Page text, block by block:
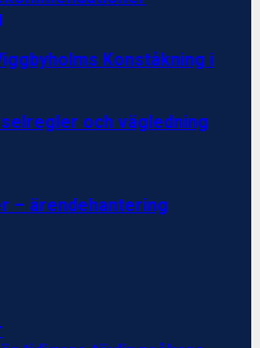
Konståkning i
och vägledning
– ärendehantering